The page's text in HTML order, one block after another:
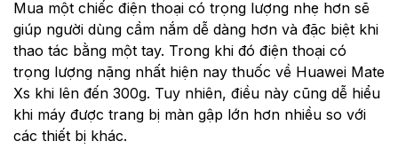
Mua một chiếc điện thoại có trọng lượng nhẹ hơn sẽ
giúp người dùng cầm nắm dễ dàng hơn và đặc biệt khi
thao tác bằng một tay. Trong khi đó điện thoại có
trọng lượng nặng nhất hiện nay thuốc về Huawei Mate
Xs khi lên đến 300g. Tuy nhiên, điều này cũng dễ hiểu
khi máy được trang bị màn gập lớn hơn nhiều so với
các thiết bị khác.